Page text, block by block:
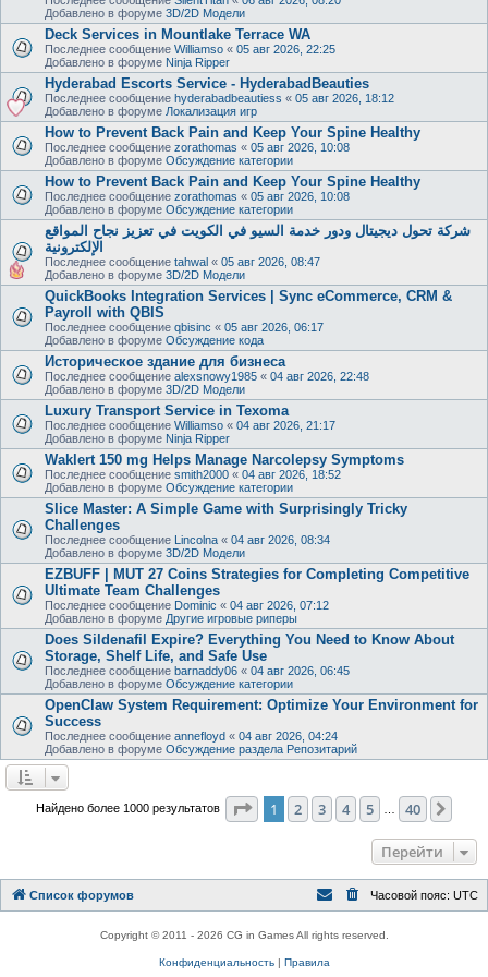
Добавлено в форуме 3D/2D Модели
Deck Services in Mountlake Terrace WA
Последнее сообщение Williamso « 05 авг 2026, 22:25
Добавлено в форуме Ninja Ripper
Hyderabad Escorts Service - HyderabadBeauties
Последнее сообщение hyderabadbeautiess « 05 авг 2026, 18:12
Добавлено в форуме Локализация игр
How to Prevent Back Pain and Keep Your Spine Healthy
Последнее сообщение zorathomas « 05 авг 2026, 10:08
Добавлено в форуме Обсуждение категории
How to Prevent Back Pain and Keep Your Spine Healthy
Последнее сообщение zorathomas « 05 авг 2026, 10:08
Добавлено в форуме Обсуждение категории
شركة تحول ديجيتال ودور خدمة السيو في الكويت في تعزيز نجاح المواقع
الإلكترونية
Последнее сообщение tahwal « 05 авг 2026, 08:47
Добавлено в форуме 3D/2D Модели
QuickBooks Integration Services | Sync eCommerce, CRM &
Payroll with QBIS
Последнее сообщение qbisinc « 05 авг 2026, 06:17
Добавлено в форуме Обсуждение кода
Историческое здание для бизнеса
Последнее сообщение alexsnowy1985 « 04 авг 2026, 22:48
Добавлено в форуме 3D/2D Модели
Luxury Transport Service in Texoma
Последнее сообщение Williamso « 04 авг 2026, 21:17
Добавлено в форуме Ninja Ripper
Waklert 150 mg Helps Manage Narcolepsy Symptoms
Последнее сообщение smith2000 « 04 авг 2026, 18:52
Добавлено в форуме Обсуждение категории
Slice Master: A Simple Game with Surprisingly Tricky
Challenges
Последнее сообщение Lincolna « 04 авг 2026, 08:34
Добавлено в форуме 3D/2D Модели
EZBUFF | MUT 27 Coins Strategies for Completing Competitive
Ultimate Team Challenges
Последнее сообщение Dominic « 04 авг 2026, 07:12
Добавлено в форуме Другие игровые риперы
Does Sildenafil Expire? Everything You Need to Know About
Storage, Shelf Life, and Safe Use
Последнее сообщение barnaddy06 « 04 авг 2026, 06:45
Добавлено в форуме Обсуждение категории
OpenClaw System Requirement: Optimize Your Environment for
Success
Последнее сообщение annefloyd « 04 авг 2026, 04:24
Добавлено в форуме Обсуждение раздела Репозитарий
Найдено более 1000 результатов Страница из 40
1 2 3 4 5 40
Перейти
Список форумов Часовой пояс: UTC
Copyright © 2011 - 2026 CG in Games All rights reserved.
Конфиденциальность| Правила